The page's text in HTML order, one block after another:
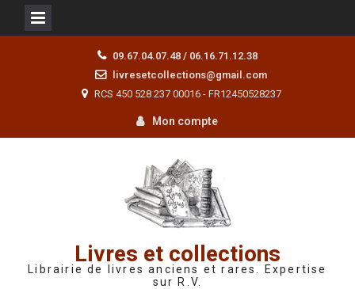
09.67.04.07.48 / 06.16.71.12.38
livresetcollections@gmail.com
RCS 450 528 237 00016 - FR12450528237
Mon compte
Livres et collections
Librairie de livres anciens et rares. Expertise
sur R.V.